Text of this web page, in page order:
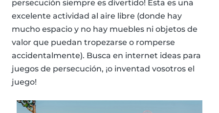
persecución siempre es divertido! Esta es una
excelente actividad al aire libre (donde hay
mucho espacio y no hay muebles ni objetos de
valor que puedan tropezarse o romperse
accidentalmente). Busca en internet ideas para
juegos de persecución, ¡o inventad vosotros el
juego!